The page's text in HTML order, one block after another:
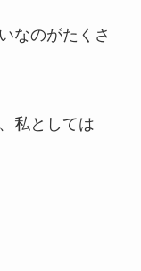
なのがたくさ
私としては